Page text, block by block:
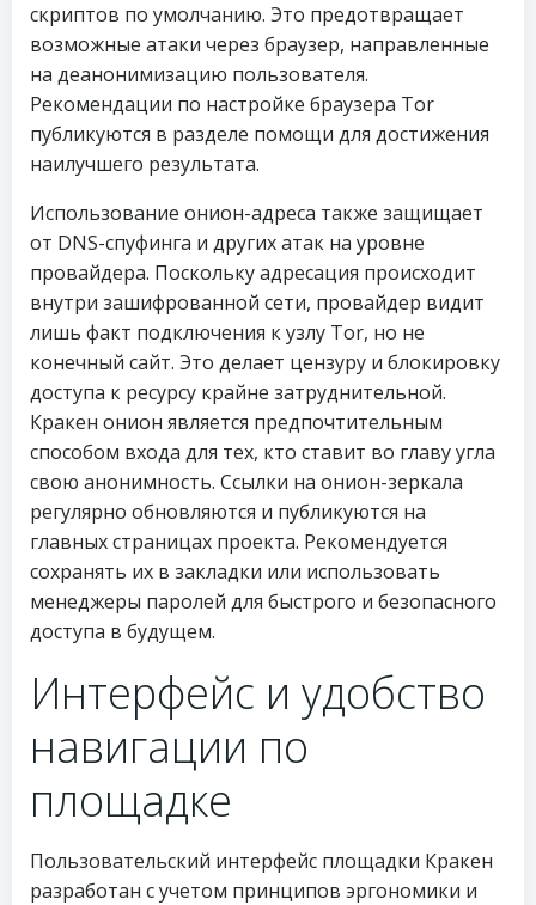
скриптов по умолчанию. Это предотвращает
возможные атаки через браузер, направленные
на деанонимизацию пользователя.
Рекомендации по настройке браузера Tor
публикуются в разделе помощи для достижения
наилучшего результата.
Использование онион-адреса также защищает
от DNS-спуфинга и других атак на уровне
провайдера. Поскольку адресация происходит
внутри зашифрованной сети, провайдер видит
лишь факт подключения к узлу Tor, но не
конечный сайт. Это делает цензуру и блокировку
доступа к ресурсу крайне затруднительной.
Кракен онион является предпочтительным
способом входа для тех, кто ставит во главу угла
свою анонимность. Ссылки на онион-зеркала
регулярно обновляются и публикуются на
главных страницах проекта. Рекомендуется
сохранять их в закладки или использовать
менеджеры паролей для быстрого и безопасного
доступа в будущем.
Интерфейс и удобство
навигации по
площадке
Пользовательский интерфейс площадки Кракен
разработан с учетом принципов эргономики и